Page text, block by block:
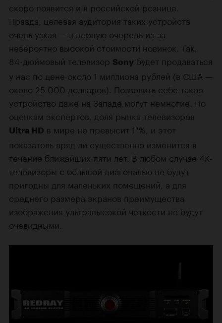
скоро появится и в российской рознице.
Правда, целевая аудитория таких устройств
очень узкая — в первую очередь из-за
невероятно высокой стоимости новинок. Так,
84-дюймовый телевизор Sony будет продаваться
у нас по цене около 1 миллиона рублей (в США —
около 25 000 долларов). Позволить себе такое
устройство даже на Западе могут немногие. По
оценкам экспертов, доля рынка телевизоров
Ultra HD в мире не превысит 1 %, и этот
показатель вряд ли существенно изменится в
течение ближайших пяти лет. В любом случае 4K-
телевизоры с большой диагональю не будут
пригодны для маленьких помещений, а для
среднего размера экранов преимущества
изображения ультравысокой четкости не будут
очевидными.